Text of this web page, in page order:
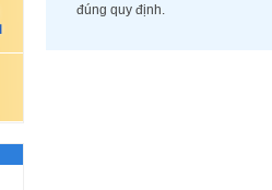
đúng quy định.